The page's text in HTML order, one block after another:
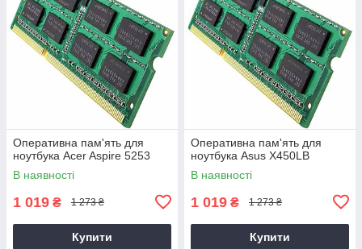
Оперативна пам'ять для
ноутбука Acer Aspire 5253
В наявності
1 019 ₴ 1 273 ₴
Купити
Оперативна пам'ять для
ноутбука Asus X450LB
В наявності
1 019 ₴ 1 273 ₴
Купити